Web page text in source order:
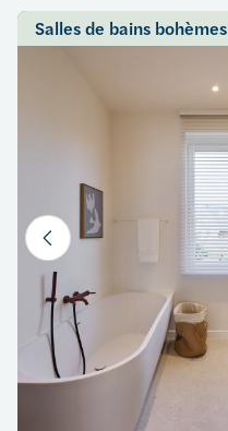
Salles de bains bohèmes